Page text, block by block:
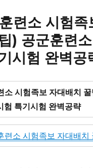
정
리
찰
및
지
원
련소 시험족
) 공군훈련
시험 완벽공
소 시험족보 자대배치
험 특기시험 완벽공략
련소 시험족보 자대배치